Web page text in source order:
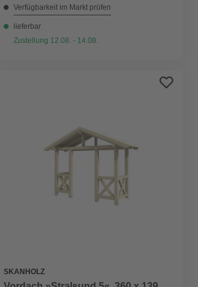
Verfügbarkeit im Markt prüfen
lieferbar
Zustellung 12.08. - 14.08.
SKANHOLZ